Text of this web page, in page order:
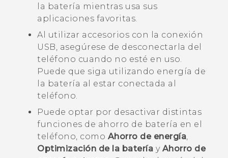
la batería mientras usa sus
aplicaciones favoritas.
Al utilizar accesorios con la conexión
USB, asegúrese de desconectarla del
teléfono cuando no esté en uso.
Puede que siga utilizando energía de
la batería al estar conectada al
teléfono.
Puede optar por desactivar distintas
funciones de ahorro de batería en el
teléfono, como Ahorro de energía,
Optimización de la batería y Ahorro de